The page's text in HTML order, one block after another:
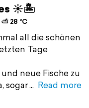
☀️🏝️
28 °C
all die schönen
Tage
neue Fische zu
sogar
Read more